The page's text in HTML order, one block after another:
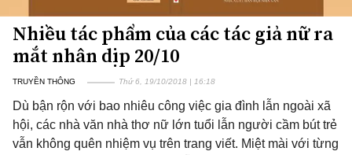
Nhiều tác phẩm của các tác giả nữ ra
mắt nhân dịp 20/10
TRUYỀN THÔNG Thứ 6, 19/10/2018 | 16:18
Dù bận rộn với bao nhiêu công việc gia đình lẫn ngoài xã
hội, các nhà văn nhà thơ nữ lớn tuổi lẫn người cầm bút trẻ
vẫn không quên nhiệm vụ trên trang viết. Miệt mài với từng